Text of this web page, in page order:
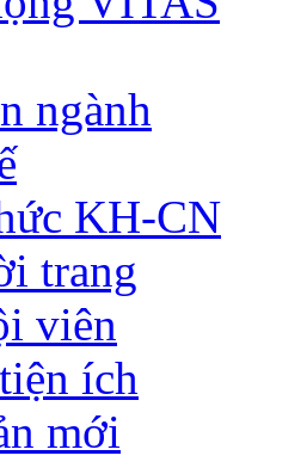
ngành
KH-CN
trang
viên
ích
mới